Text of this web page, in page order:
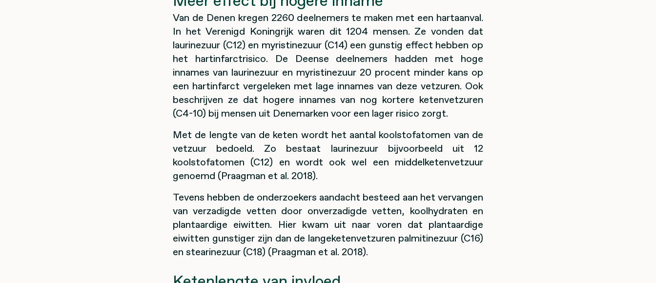
Van de Denen kregen 2260 deelnemers te maken met een hartaanval.
In het Verenigd Koningrijk waren dit 1204 mensen. Ze vonden dat
laurinezuur (C12) en myristinezuur (C14) een gunstig effect hebben op
het hartinfarctrisico. De Deense deelnemers hadden met hoge
innames van laurinezuur en myristinezuur 20 procent minder kans op
een hartinfarct vergeleken met lage innames van deze vetzuren. Ook
beschrijven ze dat hogere innames van nog kortere ketenvetzuren
(C4-10) bij mensen uit Denemarken voor een lager risico zorgt.
Met de lengte van de keten wordt het aantal koolstofatomen van de
vetzuur bedoeld. Zo bestaat laurinezuur bijvoorbeeld uit 12
koolstofatomen (C12) en wordt ook wel een middelketenvetzuur
genoemd (Praagman et al. 2018).
Tevens hebben de onderzoekers aandacht besteed aan het vervangen
van verzadigde vetten door onverzadigde vetten, koolhydraten en
plantaardige eiwitten. Hier kwam uit naar voren dat plantaardige
eiwitten gunstiger zijn dan de langeketenvetzuren palmitinezuur (C16)
en stearinezuur (C18) (Praagman et al. 2018).